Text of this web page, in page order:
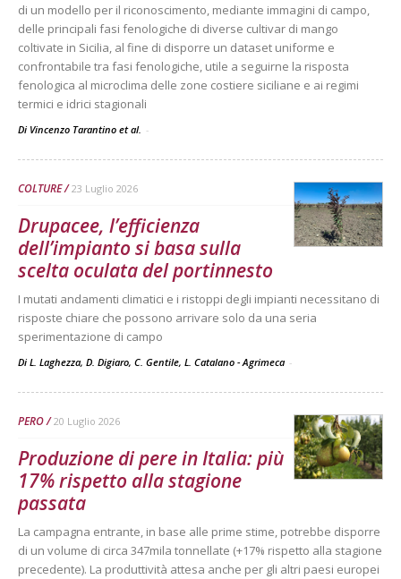
di un modello per il riconoscimento, mediante immagini di campo,
delle principali fasi fenologiche di diverse cultivar di mango
coltivate in Sicilia, al fine di disporre un dataset uniforme e
confrontabile tra fasi fenologiche, utile a seguirne la risposta
fenologica al microclima delle zone costiere siciliane e ai regimi
termici e idrici stagionali
Di Vincenzo Tarantino et al. -
COLTURE 23 Luglio 2026
Drupacee, l’efficienza
dell’impianto si basa sulla
scelta oculata del portinnesto
I mutati andamenti climatici e i ristoppi degli impianti necessitano di
risposte chiare che possono arrivare solo da una seria
sperimentazione di campo
Di L. Laghezza, D. Digiaro, C. Gentile, L. Catalano - Agrimeca -
PERO 20 Luglio 2026
Produzione di pere in Italia: più
17% rispetto alla stagione
passata
La campagna entrante, in base alle prime stime, potrebbe disporre
di un volume di circa 347mila tonnellate (+17% rispetto alla stagione
precedente). La produttività attesa anche per gli altri paesi europei